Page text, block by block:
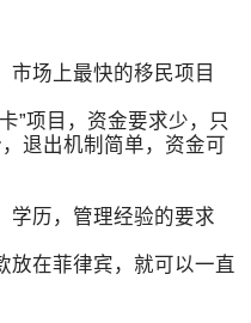
场上最快的移民项目
”项目，资金要求少，只
退出机制简单，资金可
历，管理经验的要求
在菲律宾，就可以一直